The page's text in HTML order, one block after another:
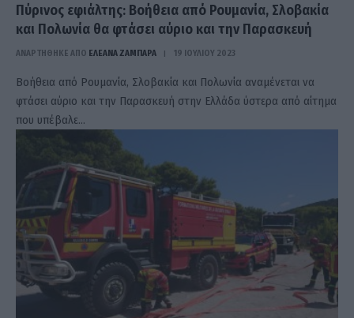
Πύρινος εφιάλτης: Βοήθεια από Ρουμανία, Σλοβακία
και Πολωνία θα φτάσει αύριο και την Παρασκευή
ΑΝΑΡΤΗΘΗΚΕ ΑΠΟ ΕΛΕΑΝΑ ΖΑΜΠΑΡΑ 19 ΙΟΥΛΊΟΥ 2023
Βοήθεια από Ρουμανία, Σλοβακία και Πολωνία αναμένεται να
φτάσει αύριο και την Παρασκευή στην Ελλάδα ύστερα από αίτημα
που υπέβαλε…